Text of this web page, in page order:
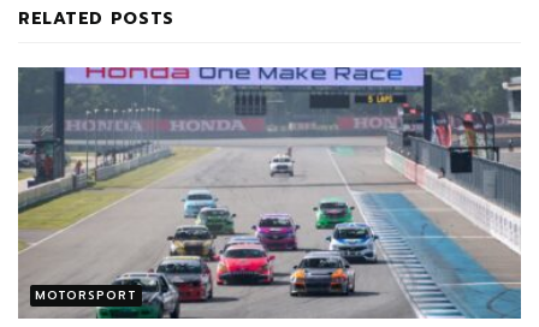
RELATED POSTS
MOTORSPORT